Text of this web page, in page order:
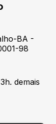
BA -
98
demais